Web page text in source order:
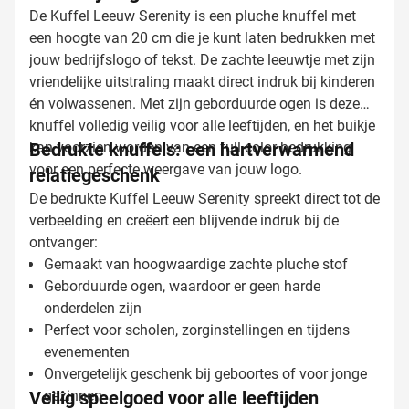
De Kuffel Leeuw Serenity is een pluche knuffel met
een hoogte van 20 cm die je kunt laten bedrukken met
jouw bedrijfslogo of tekst. De zachte leeuwtje met zijn
vriendelijke uitstraling maakt direct indruk bij kinderen
én volwassenen. Met zijn geborduurde ogen is deze
knuffel volledig veilig voor alle leeftijden, en het buikje
kan voorzien worden van een full color bedrukking
voor een perfecte weergave van jouw logo.
Bedrukte knuffels: een hartverwarmend
relatiegeschenk
De bedrukte Kuffel Leeuw Serenity spreekt direct tot de
verbeelding en creëert een blijvende indruk bij de
ontvanger:
Gemaakt van hoogwaardige zachte pluche stof
Geborduurde ogen, waardoor er geen harde
onderdelen zijn
Perfect voor scholen, zorginstellingen en tijdens
evenementen
Onvergetelijk geschenk bij geboortes of voor jonge
gezinnen
Veilig speelgoed voor alle leeftijden